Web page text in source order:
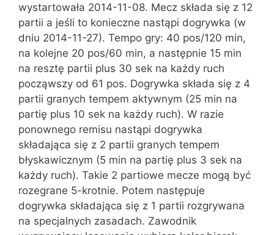
wystartowała 2014-11-08. Mecz składa się z 12
partii a jeśli to konieczne nastąpi dogrywka (w
dniu 2014-11-27). Tempo gry: 40 pos/120 min,
na kolejne 20 pos/60 min, a następnie 15 min
na resztę partii plus 30 sek na każdy ruch
począwszy od 61 pos. Dogrywka składa się z 4
partii granych tempem aktywnym (25 min na
partię plus 10 sek na każdy ruch). W razie
ponownego remisu nastąpi dogrywka
składająca się z 2 partii granych tempem
błyskawicznym (5 min na partię plus 3 sek na
każdy ruch). Takie 2 partiowe mecze mogą być
rozegrane 5-krotnie. Potem następuje
dogrywka składająca się z 1 partii rozgrywana
na specjalnych zasadach. Zawodnik